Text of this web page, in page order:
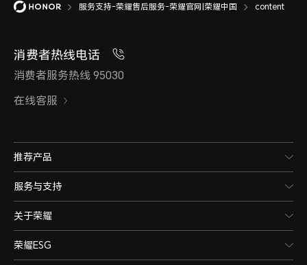
服务支持-荣耀售后服务-荣耀官网|荣耀中国 content
消费者热线电话
消费者服务热线 95030
在线客服
推荐产品
服务与支持
关于荣耀
荣耀ESG